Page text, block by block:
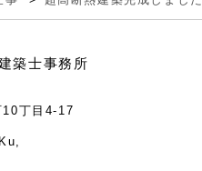
築士事務所
10丁目4-17